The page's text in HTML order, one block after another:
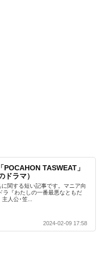
POCAHON TASWEAT」
ドラマ）
に関する短い記事です。マニア向
ラ『わたしの一番最悪なともだ
人公･笠...
2024-02-09 17:58